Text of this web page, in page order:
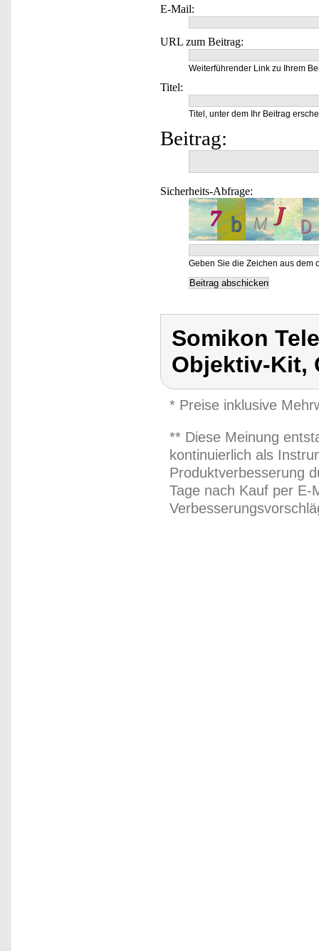
E-Mail:
URL zum Beitrag:
Weiterführender Link zu Ihrem
Titel:
Titel, unter dem Ihr Beitrag
Beitrag:
Sicherheits-Abfrage:
Geben Sie die Zeichen aus dem
Somikon
Objektiv-Kit,
* Preise inklusive
** Diese Meinung
kontinuierlich als
Produktverbesserung
Tage nach Kauf per E-